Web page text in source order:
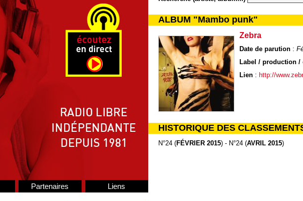
Partenaires Liens
ALBUM "Mambo punk"
Zebra
Date de parution:
Label / production
Lien: http://
HISTORIQUE DES
N°24 (FÉVRIER 2015) - N°24 (AVRIL 2015)